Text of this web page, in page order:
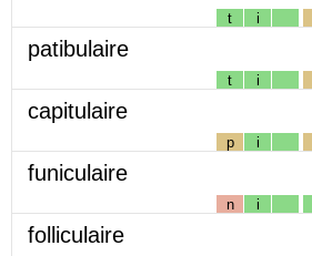
t i
patibulaire
t i
capitulaire
p i
funiculaire
n i
folliculaire